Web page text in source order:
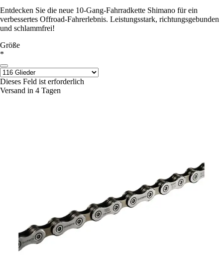
Entdecken Sie die neue 10-Gang-Fahrradkette Shimano für ein
verbessertes Offroad-Fahrerlebnis. Leistungsstark, richtungsgebunden
und schlammfrei!
Größe
*
Dieses Feld ist erforderlich
Versand in 4 Tagen